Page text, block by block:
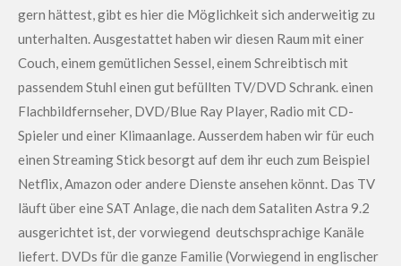
gern hättest, gibt es hier die Möglichkeit sich anderweitig zu
unterhalten. Ausgestattet haben wir diesen Raum mit einer
Couch, einem gemütlichen Sessel, einem Schreibtisch mit
passendem Stuhl einen gut befüllten TV/DVD Schrank. einen
Flachbildfernseher, DVD/Blue Ray Player, Radio mit CD-
Spieler und einer Klimaanlage. Ausserdem haben wir für euch
einen Streaming Stick besorgt auf dem ihr euch zum Beispiel
Netflix, Amazon oder andere Dienste ansehen könnt. Das TV
läuft über eine SAT Anlage, die nach dem Sataliten Astra 9.2
ausgerichtet ist, der vorwiegend deutschsprachige Kanäle
liefert. DVDs für die ganze Familie (Vorwiegend in englischer